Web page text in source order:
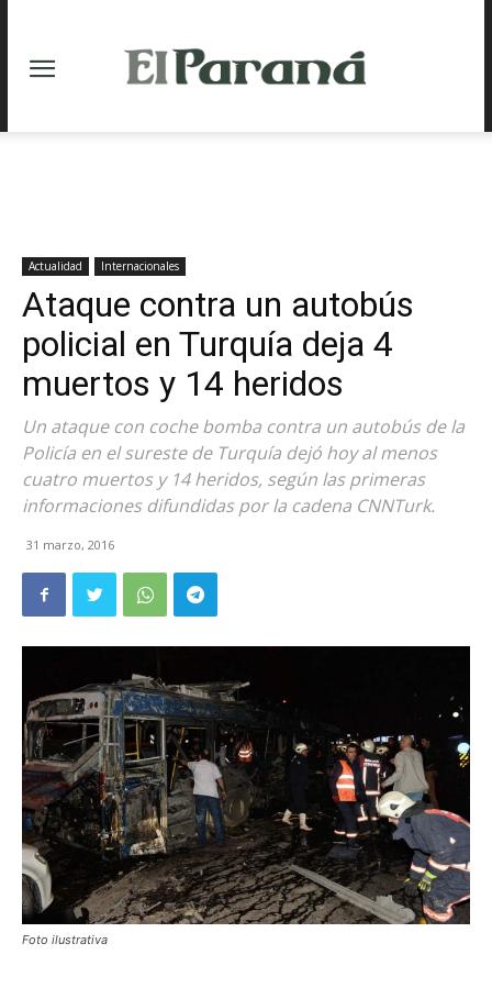
Actualidad Internacionales
Ataque contra un autobús
policial en Turquía deja 4
muertos y 14 heridos
Un ataque con coche bomba contra un autobús de la
Policía en el sureste de Turquía dejó hoy al menos
cuatro muertos y 14 heridos, según las primeras
informaciones difundidas por la cadena CNNTurk.
31 marzo, 2016
Foto ilustrativa